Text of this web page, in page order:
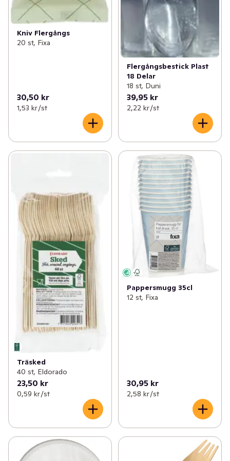
Kniv Flergångs
20 st, Fixa
30,50 kr
1,53 kr /st
Flergångsbestick Plast
18 Delar
18 st, Duni
39,95 kr
2,22 kr /st
Träsked
40 st, Eldorado
23,50 kr
0,59 kr /st
Pappersmugg 35cl
12 st, Fixa
30,95 kr
2,58 kr /st